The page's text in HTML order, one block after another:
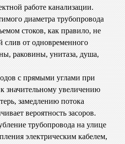
работе канализации.
диаметра трубопровода
стоков, как правило, не
слив от одновременного
раковины, унитаза, душа,
с прямыми углами при
значительному увеличению
замедлению потока
вероятность засоров.
трубопровода на улице
электрическим кабелем,